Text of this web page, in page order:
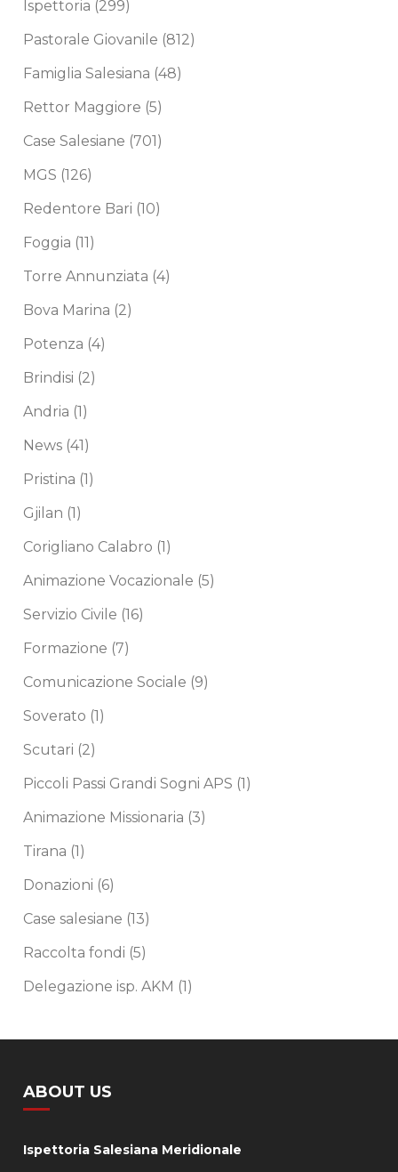
Ispettoria (299)
Pastorale Giovanile (812)
Famiglia Salesiana (48)
Rettor Maggiore (5)
Case Salesiane (701)
MGS (126)
Redentore Bari (10)
Foggia (11)
Torre Annunziata (4)
Bova Marina (2)
Potenza (4)
Brindisi (2)
Andria (1)
News (41)
Pristina (1)
Gjilan (1)
Corigliano Calabro (1)
Animazione Vocazionale (5)
Servizio Civile (16)
Formazione (7)
Comunicazione Sociale (9)
Soverato (1)
Scutari (2)
Piccoli Passi Grandi Sogni APS (1)
Animazione Missionaria (3)
Tirana (1)
Donazioni (6)
Case salesiane (13)
Raccolta fondi (5)
Delegazione isp. AKM (1)
ABOUT US
Ispettoria Salesiana Meridionale